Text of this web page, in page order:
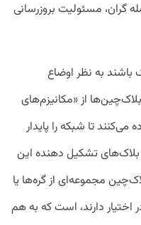
گران، مسئولیت بروزرسانی
به نظر اوضاع
از «مکانیزم‌های
می‌کنند تا شبکه را پایدار
بلاک‌های تشکیل دهنده این
مجموعه‌ای از گره‌ها یا
اختیار دارند، است که به هم